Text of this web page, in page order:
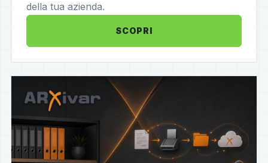
della tua azienda.
SCOPRI